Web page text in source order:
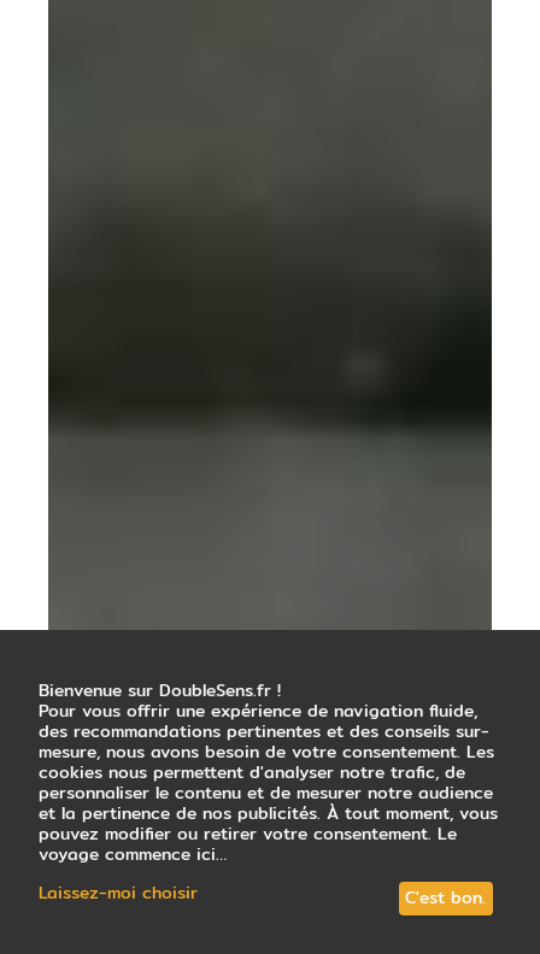
Bienvenue sur DoubleSens.fr !
Pour vous offrir une expérience de navigation fluide,
des recommandations pertinentes et des conseils sur-
mesure, nous avons besoin de votre consentement. Les
cookies nous permettent d'analyser notre trafic, de
personnaliser le contenu et de mesurer notre audience
et la pertinence de nos publicités. À tout moment, vous
pouvez modifier ou retirer votre consentement. Le
voyage commence ici…
Laissez-moi choisir
C'est bon.